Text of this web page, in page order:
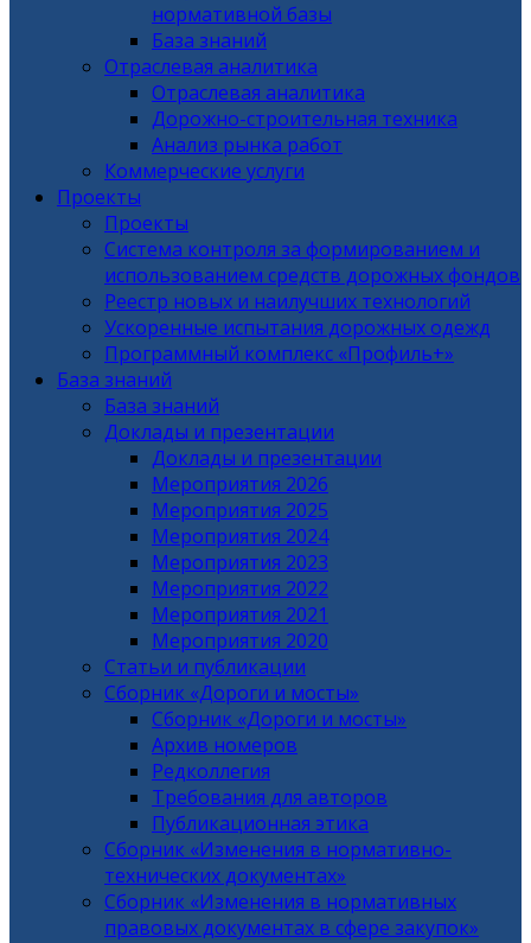
нормативной базы
База знаний
Отраслевая аналитика
Отраслевая аналитика
Дорожно-строительная техника
Анализ рынка работ
Коммерческие услуги
Проекты
Проекты
Система контроля за формированием и
использованием средств дорожных фондов
Реестр новых и наилучших технологий
Ускоренные испытания дорожных одежд
Программный комплекс «Профиль+»
База знаний
База знаний
Доклады и презентации
Доклады и презентации
Мероприятия 2026
Мероприятия 2025
Мероприятия 2024
Мероприятия 2023
Мероприятия 2022
Мероприятия 2021
Мероприятия 2020
Статьи и публикации
Сборник «Дороги и мосты»
Сборник «Дороги и мосты»
Архив номеров
Редколлегия
Требования для авторов
Публикационная этика
Сборник «Изменения в нормативно-
технических документах»
Сборник «Изменения в нормативных
правовых документах в сфере закупок»